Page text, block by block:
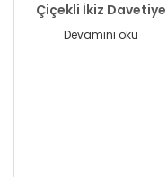
Çiçekli İkiz Davetiye
Devamını oku